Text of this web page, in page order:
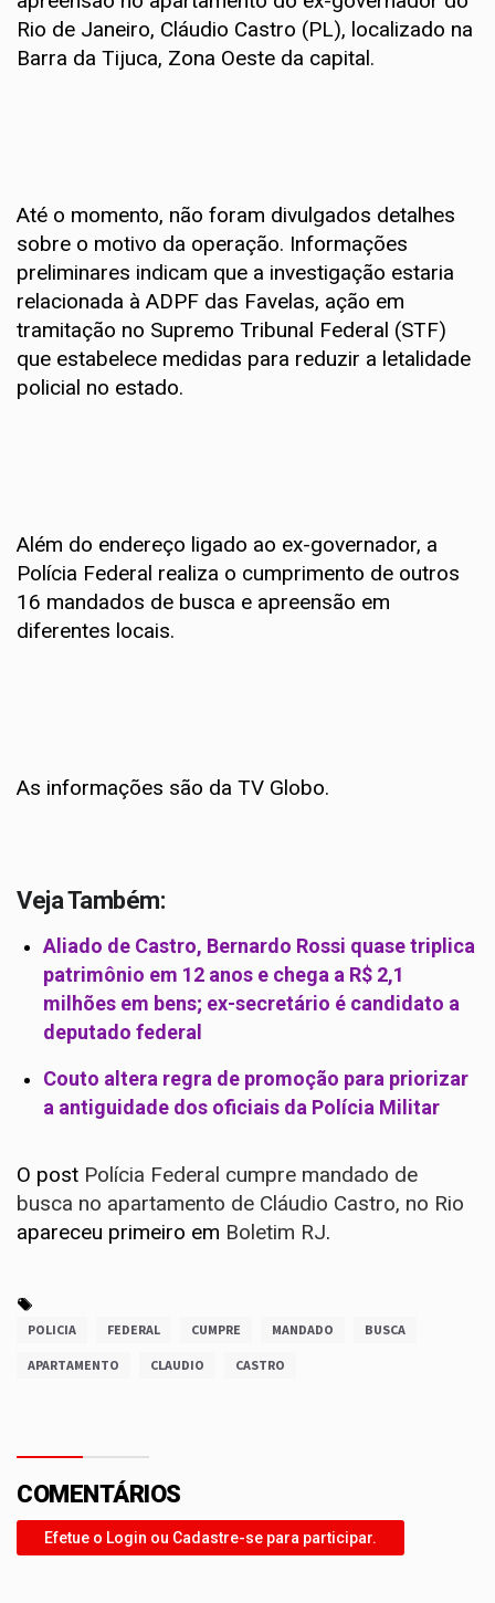
Rio de Janeiro, Cláudio Castro (PL), localizado na
Barra da Tijuca, Zona Oeste da capital.
Até o momento, não foram divulgados detalhes
sobre o motivo da operação. Informações
preliminares indicam que a investigação estaria
relacionada à ADPF das Favelas, ação em
tramitação no Supremo Tribunal Federal (STF)
que estabelece medidas para reduzir a letalidade
policial no estado.
Além do endereço ligado ao ex-governador, a
Polícia Federal realiza o cumprimento de outros
16 mandados de busca e apreensão em
diferentes locais.
As informações são da TV Globo.
Veja Também:
Aliado de Castro, Bernardo Rossi quase triplica
patrimônio em 12 anos e chega a R$ 2,1
milhões em bens; ex-secretário é candidato a
deputado federal
Couto altera regra de promoção para priorizar
a antiguidade dos oficiais da Polícia Militar
O post Polícia Federal cumpre mandado de
busca no apartamento de Cláudio Castro, no Rio
apareceu primeiro em Boletim RJ.
POLICIA FEDERAL CUMPRE MANDADO BUSCA
APARTAMENTO CLAUDIO CASTRO
COMENTÁRIOS
Efetue o Login ou Cadastre-se para participar.